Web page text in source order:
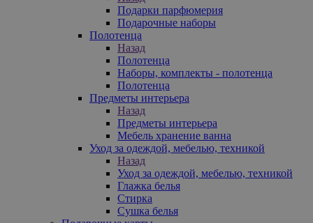
Подарки парфюмерия
Подарочные наборы
Полотенца
Назад
Полотенца
Наборы, комплекты - полотенца
Полотенца
Предметы интерьера
Назад
Предметы интерьера
Мебель хранение ванна
Уход за одеждой, мебелью, техникой
Назад
Уход за одеждой, мебелью, техникой
Глажка белья
Стирка
Сушка белья